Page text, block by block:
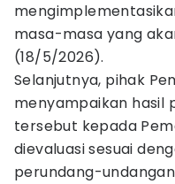
masa-masa yang
(18/5/2026).
Selanjutnya, pihak
menyampaikan hasil
tersebut kepada
dievaluasi sesuai
perundang-